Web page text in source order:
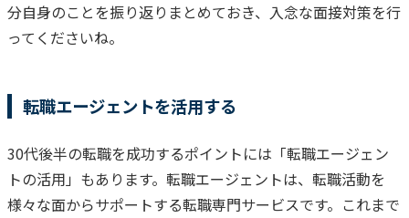
分自身のことを振り返りまとめておき、入念な面接対策を行
ってくださいね。
転職エージェントを活用する
30代後半の転職を成功するポイントには「転職エージェン
トの活用」もあります。 転職エージェントは、転職活動を
様々な面からサポートする転職専門サービスです。これまで